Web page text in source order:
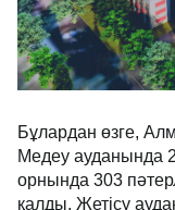
Бұлардан өзге,
Медеу ауданында
орнында 303
қалды. Жетісу